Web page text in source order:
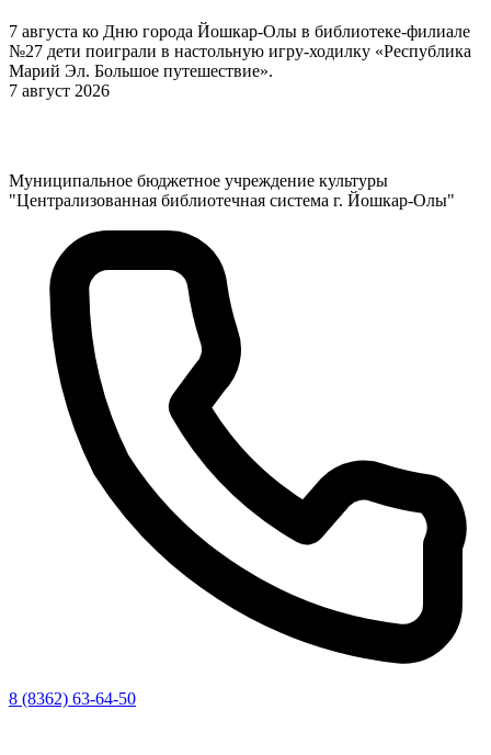
7 августа ко Дню города Йошкар-Олы в библиотеке-филиале
№27 дети поиграли в настольную игру-ходилку «Республика
Марий Эл. Большое путешествие».
7 август 2026
Муниципальное бюджетное учреждение культуры
"Централизованная библиотечная система г. Йошкар-Олы"
8 (8362) 63-64-50